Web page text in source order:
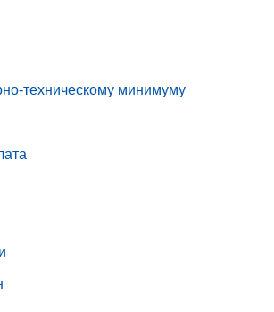
техническому минимуму